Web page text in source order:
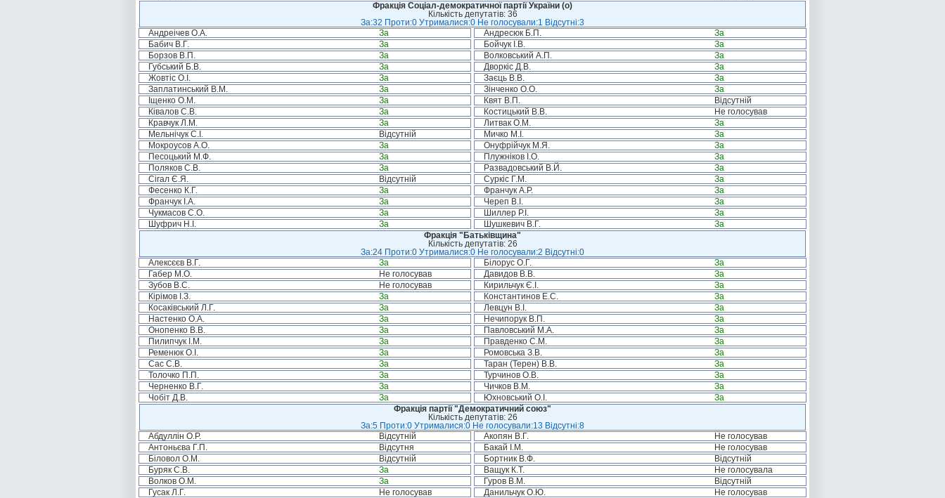
Фракція Соціал-демократичної партії України (о)
Кількість депутатів: 36
За:32 Проти:0 Утрималися:0 Не голосували:1 Відсутні:3
Андреічев О.А.
За Андресюк Б.П.
За
Бабич В.Г.
За Бойчук І.В.
За
Борзов В.П.
За Волковський А.П.
За
Губський Б.В.
За Дворкіс Д.В.
За
Жовтіс О.І.
За Заєць В.В.
За
Заплатинський В.М.
За Зінченко О.О.
За
Іщенко О.М.
За Квят В.П.
Відсутній
Ківалов С.В.
За Костицький В.В.
Не голосував
Кравчук Л.М.
За Литвак О.М.
За
Мельнічук С.І.
Відсутній Мичко М.І.
За
Мокроусов А.О.
За Онуфрійчук М.Я.
За
Песоцький М.Ф.
За Плужніков І.О.
За
Поляков С.В.
За Развадовський В.Й.
За
Сігал Є.Я.
Відсутній Суркіс Г.М.
За
Фесенко К.Г.
За Франчук А.Р.
За
Франчук І.А.
За Череп В.І.
За
Чукмасов С.О.
За Шиллер Р.І.
За
Шуфрич Н.І.
За Шушкевич В.Г.
За
Фракція "Батьківщина"
Кількість депутатів: 26
За:24 Проти:0 Утрималися:0 Не голосували:2 Відсутні:0
Алексєєв В.Г.
За Білорус О.Г.
За
Габер М.О.
Не голосував Давидов В.В.
За
Зубов В.С.
Не голосував Кирильчук Є.І.
За
Кірімов І.З.
За Константинов Е.С.
За
Косаківський Л.Г.
За Левцун В.І.
За
Настенко О.А.
За Нечипорук В.П.
За
Онопенко В.В.
За Павловський М.А.
За
Пилипчук І.М.
За Правденко С.М.
За
Ременюк О.І.
За Ромовська З.В.
За
Сас С.В.
За Таран (Терен) В.В.
За
Толочко П.П.
За Турчинов О.В.
За
Черненко В.Г.
За Чичков В.М.
За
Чобіт Д.В.
За Юхновський О.І.
За
Фракція партії "Демократичний союз"
Кількість депутатів: 26
За:5 Проти:0 Утрималися:0 Не голосували:13 Відсутні:8
Абдуллін О.Р.
Відсутній Акопян В.Г.
Не голосував
Антоньєва Г.П.
Відсутня Бакай І.М.
Не голосував
Біловол О.М.
Відсутній Бортник В.Ф.
Відсутній
Буряк С.В.
За Ващук К.Т.
Не голосувала
Волков О.М.
За Гуров В.М.
Відсутній
Гусак Л.Г.
Не голосував Данильчук О.Ю.
Не голосував